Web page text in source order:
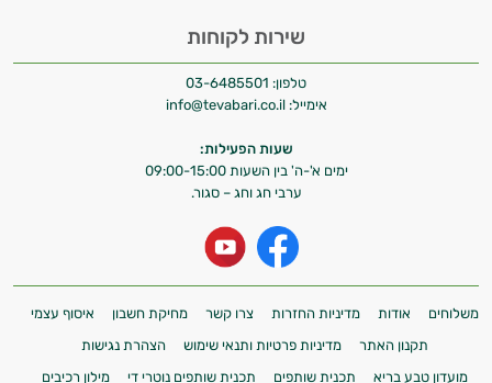
שירות לקוחות
טלפון: 03-6485501
אימייל: info@tevabari.co.il
שעות הפעילות:
ימים א'-ה' בין השעות 09:00-15:00
ערבי חג וחג – סגור.
משלוחים אודות מדיניות החזרות צרו קשר מחיקת חשבון
איסוף עצמי
תקנון האתר
מדיניות פרטיות ותנאי שימוש
הצהרת נגישות
מועדון טבע בריא
תכנית שותפים תכנית שותפים נוטרי די מילון רכיבים